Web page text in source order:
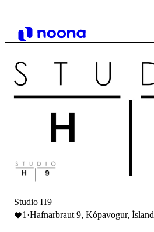
Studio H9
1 ·Hafnarbraut 9, Kópavogur, Ísland